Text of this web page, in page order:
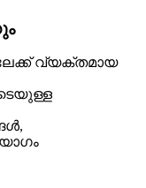
വ്യക്തമായ